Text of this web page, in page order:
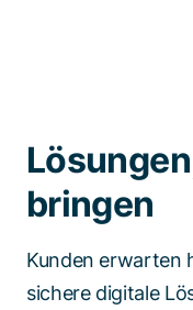
bringen
Kunden erwarten
sichere digitale